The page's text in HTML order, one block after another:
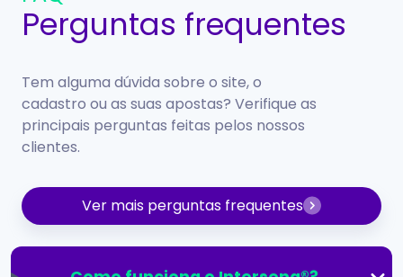
Perguntas frequentes
Tem alguma dúvida sobre o site, o
cadastro ou as suas apostas? Verifique as
principais perguntas feitas pelos nossos
clientes.
Ver mais perguntas frequentes